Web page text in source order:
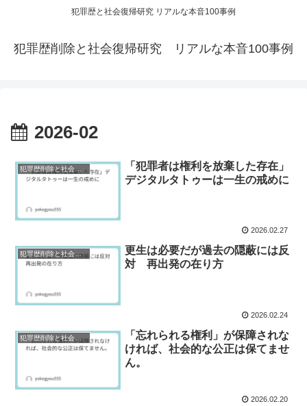
犯罪歴と社会復帰研究 リアルな本音100事例
犯罪歴削除と社会復帰研究 リアルな本音100事例
2026-02
犯罪歴削除と社会復帰研究
「犯罪者は権利を放棄した存在」
デジタルタトゥーは一生の戒めに
2026.02.27
犯罪歴削除と社会復帰研究
更生は必要だが過去の隠蔽には反
対 再出発の在り方
2026.02.24
犯罪歴削除と社会復帰研究
「忘れられる権利」が保障されな
ければ、社会的な公正は保てませ
ん。
2026.02.20